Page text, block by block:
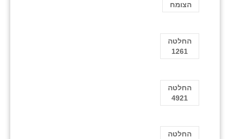
הצומח
החלטה
1261
החלטה
4921
החלטה